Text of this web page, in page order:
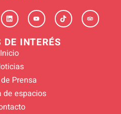
DE INTERÉS
Inicio
Prensa
de espacios